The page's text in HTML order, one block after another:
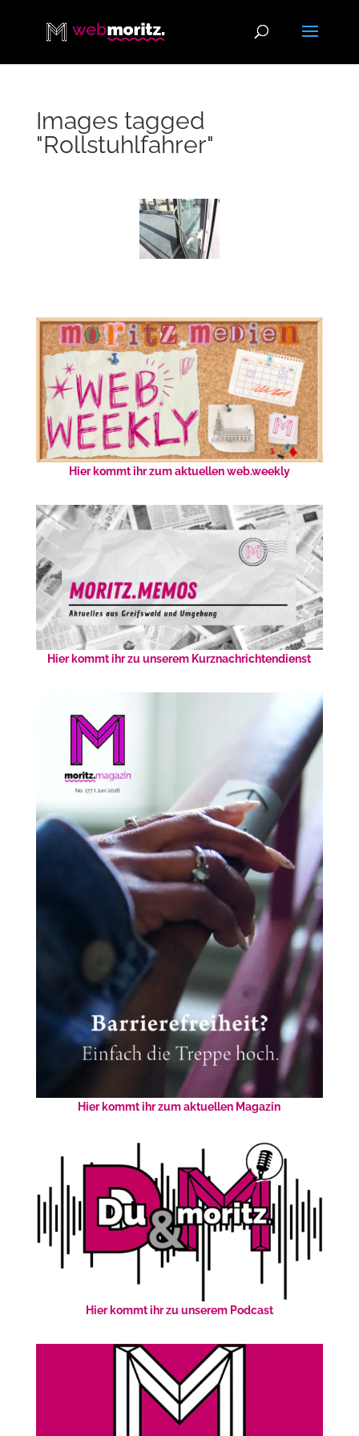
Images tagged
"Rollstuhlfahrer"
Hier kommt ihr zum aktuellen web.weekly
Hier kommt ihr zu unserem Kurznachrichtendienst
Hier kommt ihr zum aktuellen Magazin
Hier kommt ihr zu unserem Podcast